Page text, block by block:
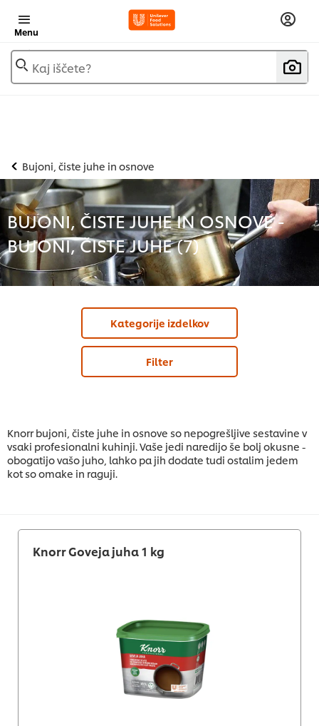
Menu
Kaj iščete?
Bujoni, čiste juhe in osnove
BUJONI, ČISTE JUHE IN OSNOVE -
BUJONI, ČISTE JUHE (7)
Kategorije izdelkov
Filter
Knorr bujoni, čiste juhe in osnove so nepogrešljive sestavine v
vsaki profesionalni kuhinji. Vaše jedi naredijo še bolj okusne -
obogatijo vašo juho, lahko pa jih dodate tudi ostalim jedem
kot so omake in raguji.
Knorr Goveja juha 1 kg